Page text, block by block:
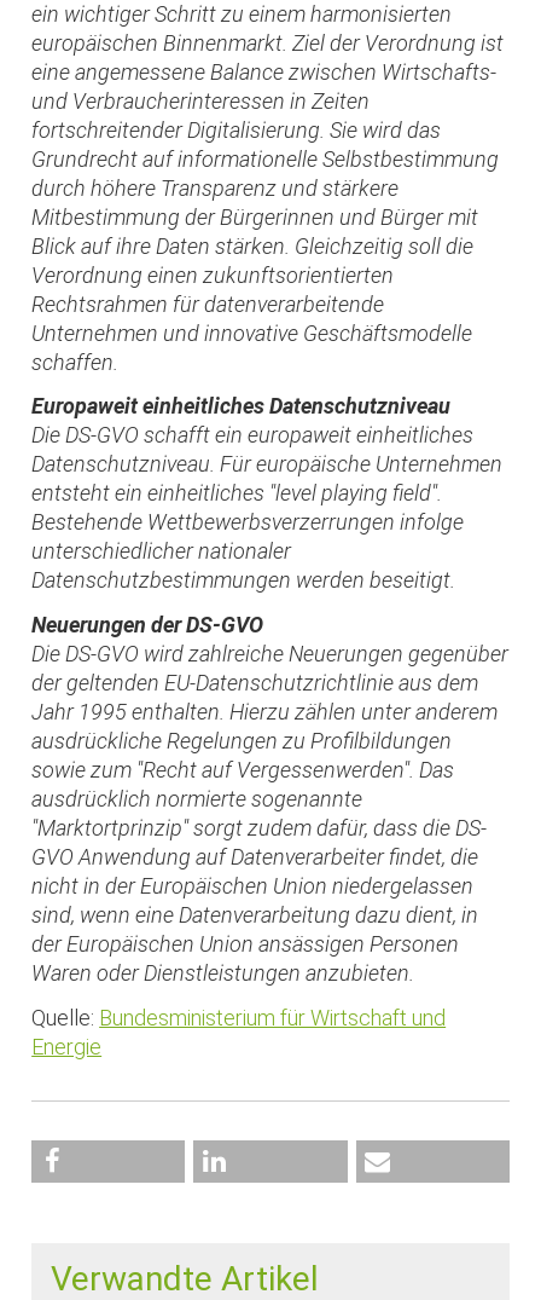
ein wichtiger Schritt zu einem harmonisierten
europäischen Binnenmarkt. Ziel der Verordnung ist
eine angemessene Balance zwischen Wirtschafts-
und Verbraucherinteressen in Zeiten
fortschreitender Digitalisierung. Sie wird das
Grundrecht auf informationelle Selbstbestimmung
durch höhere Transparenz und stärkere
Mitbestimmung der Bürgerinnen und Bürger mit
Blick auf ihre Daten stärken. Gleichzeitig soll die
Verordnung einen zukunftsorientierten
Rechtsrahmen für datenverarbeitende
Unternehmen und innovative Geschäftsmodelle
schaffen.
Europaweit einheitliches Datenschutzniveau
Die DS-GVO schafft ein europaweit einheitliches
Datenschutzniveau. Für europäische Unternehmen
entsteht ein einheitliches "level playing field".
Bestehende Wettbewerbsverzerrungen infolge
unterschiedlicher nationaler
Datenschutzbestimmungen werden beseitigt.
Neuerungen der DS-GVO
Die DS-GVO wird zahlreiche Neuerungen gegenüber
der geltenden EU-Datenschutzrichtlinie aus dem
Jahr 1995 enthalten. Hierzu zählen unter anderem
ausdrückliche Regelungen zu Profilbildungen
sowie zum "Recht auf Vergessenwerden". Das
ausdrücklich normierte sogenannte
"Marktortprinzip" sorgt zudem dafür, dass die DS-
GVO Anwendung auf Datenverarbeiter findet, die
nicht in der Europäischen Union niedergelassen
sind, wenn eine Datenverarbeitung dazu dient, in
der Europäischen Union ansässigen Personen
Waren oder Dienstleistungen anzubieten.
Quelle: Bundesministerium für Wirtschaft und
Energie
Verwandte Artikel